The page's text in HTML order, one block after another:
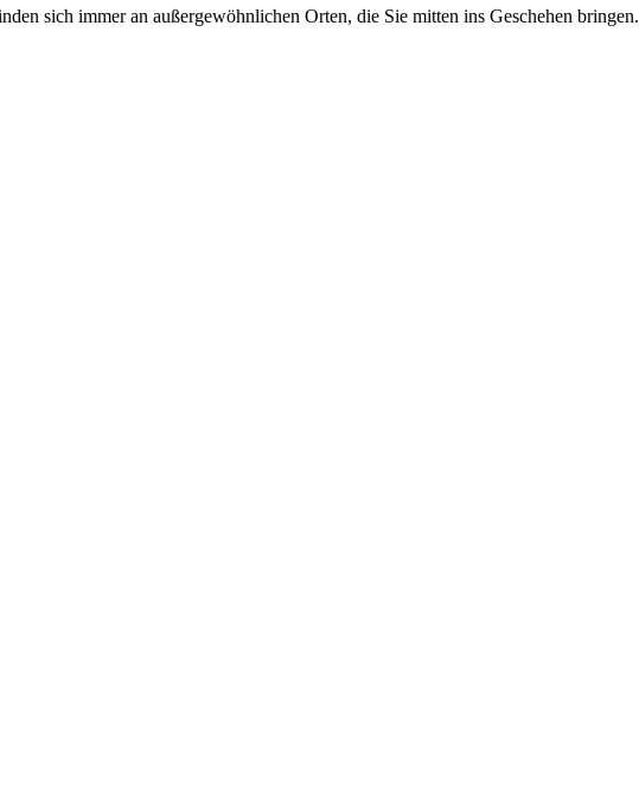
sich immer an außergewöhnlichen Orten, die Sie mitten ins Geschehen bringen.